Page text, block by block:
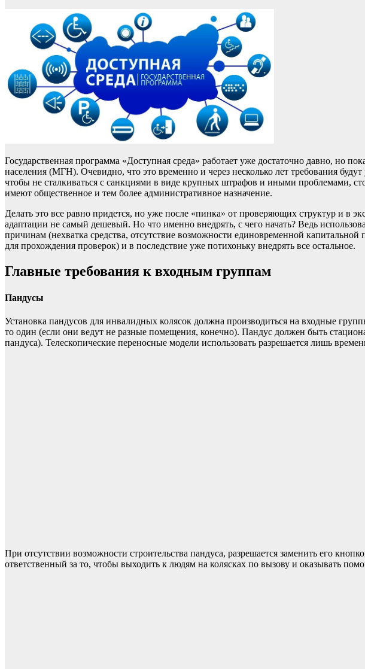
Государственная программа «Доступная среда» работает уже достаточно давно, но
населения (МГН). Очевидно, что это временно и через несколько лет требования
чтобы не сталкиваться с санкциями в виде крупных штрафов и иными проблемами,
имеют общественное и тем более административное назначение.
Делать это все равно придется, но уже после «пинка» от проверяющих структур и в
адаптации не самый дешевый. Но что именно внедрять, с чего начать? Ведь
причинам (нехватка средства, отсутствие возможности единовременной
для прохождения проверок) и в последствие уже потихоньку внедрять все остальное.
Главные требования к входным группам
Пандусы
Установка пандусов для инвалидных колясок должна производиться на входные
то один (если они ведут не разные помещения, конечно). Пандус должен быть
пандуса). Телескопические переносные модели использовать разрешается лишь
При отсутствии возможности строительства пандуса, разрешается заменить его
ответственный за то, чтобы выходить к людям на колясках по вызову и оказывать